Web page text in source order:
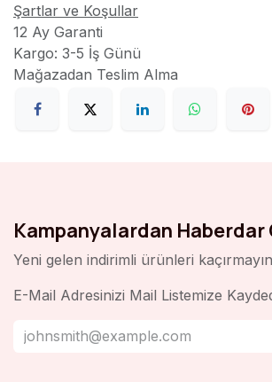
Şartlar ve Koşullar
12 Ay Garanti
Kargo: 3-5 İş Günü
Mağazadan Teslim Alma
Kampanyalardan Haberdar
Yeni gelen indirimli ürünleri
E-Mail Adresinizi Mail Listemize